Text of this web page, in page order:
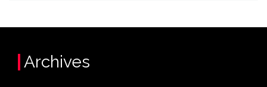
Archives